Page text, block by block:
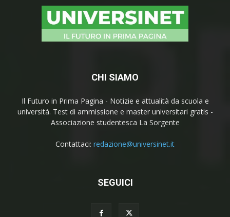
CHI SIAMO
Il Futuro in Prima Pagina - Notizie e attualità da scuola e
università. Test di ammissione e master universitari gratis -
Associazione studentesca La Sorgente
Contattaci: redazione@universinet.it
SEGUICI